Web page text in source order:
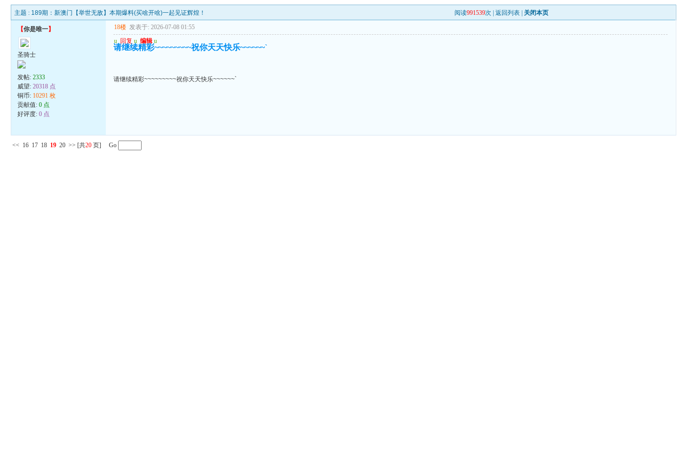
主题 : 189期：新澳门【举世无敌】本期爆料(买啥开啥)一起见证辉煌！ 阅读991539次 |返回列表 关闭本页
【你是唯一】
圣骑士
发帖:2333
威望:20318 点
铜币: 10291 枚
贡献值:0 点
好评度:0 点
18楼 发表于: 2026-07-08 01:55
u 回复 u 编辑 u
请继续精彩~~~~~~~~~祝你天天快乐~~~~~~`
请继续精彩~~~~~~~~~祝你天天快乐~~~~~~`
<< 16 17 18 19 20 >> [共20 页] Go